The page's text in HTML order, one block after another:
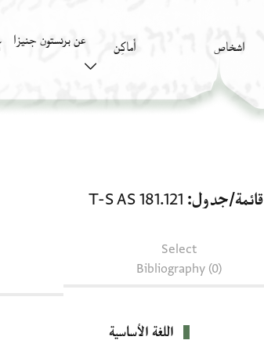
اشخاص أَماكِن عن برنستون جنيزا
قائمة/جدول T-S AS 181.121
Select
Bibliography (0)
اللغة الأساسية